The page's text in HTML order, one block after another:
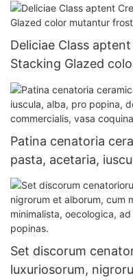
Deliciae Class
Stacking Glazed
Beer Cup 15oz
Patina cenatoria
pasta, acetaria,
deversorio, durabilis,
coquinaria ad
Set discorum
luxuriosorum,